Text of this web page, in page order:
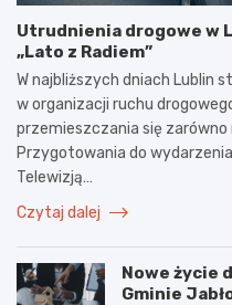
Utrudnienia drogowe w
„Lato z Radiem”
W najbliższych dniach Lublin
w organizacji ruchu
przemieszczania się
Przygotowania do
Telewizją…
Czytaj dalej
Nowe życie
Gminie